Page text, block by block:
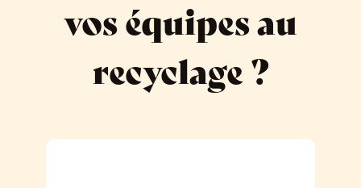
vos équipes au
recyclage ?